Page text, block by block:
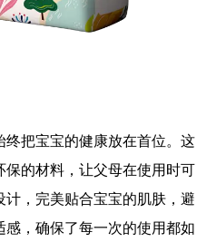
把宝宝的健康放在首位。这
的材料，让父母在使用时可
计，完美贴合宝宝的肌肤，避
，确保了每一次的使用都如